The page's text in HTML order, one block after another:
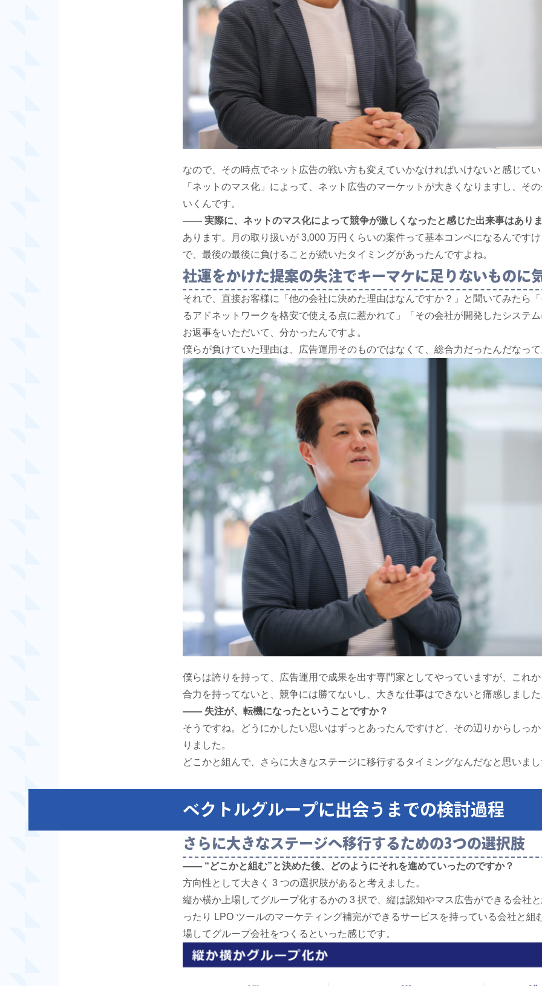
なので、その時点でネット広告の戦い方も変えていかなければいけないと感じて
「ネットのマス化」によって、ネット広告のマーケットが大きくなりますし、そ
いくんです。
―― 実際に、ネットのマス化によって競争が激しくなったと感じた出来事はあり
あります。月の取り扱いが 3,000 万円くらいの案件って基本コンペになるんです
で、最後の最後に負けることが続いたタイミングがあったんですよね。
社運をかけた提案の失注でキーマケに足りないものに
それで、直接お客様に「他の会社に決めた理由はなんですか？」と聞いてみたら
るアドネットワークを格安で使える点に惹かれて」「その会社が開発したシステ
お返事をいただいて、分かったんですよ。
僕らが負けていた理由は、広告運用そのものではなくて、総合力だったんだなっ
僕らは誇りを持って、広告運用で成果を出す専門家としてやっていますが、これ
合力を持ってないと、競争には勝てないし、大きな仕事はできないと痛感しまし
―― 失注が、転機になったということですか？
そうですね。どうにかしたい思いはずっとあったんですけど、その辺りからしっ
りました。
どこかと組んで、さらに大きなステージに移行するタイミングなんだなと思いま
ベクトルグループに出会うまでの検討過程
さらに大きなステージへ移行するための3つの選択肢
―― “どこかと組む”と決めた後、どのようにそれを進めていったのですか？
方向性として大きく 3 つの選択肢があると考えました。
縦か横か上場してグループ化するかの 3 択で、縦は認知やマス広告ができる会社
ったり LPO ツールのマーケティング補完ができるサービスを持っている会社と組
場してグループ会社をつくるといった感じです。